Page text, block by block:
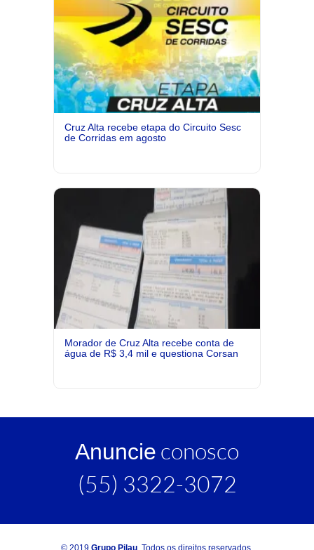
Cruz Alta recebe etapa do Circuito Sesc
de Corridas em agosto
Morador de Cruz Alta recebe conta de
água de R$ 3,4 mil e questiona Corsan
Anuncie conosco
(55) 3322-3072
© 2019 Grupo Pilau . Todos os direitos reservados.